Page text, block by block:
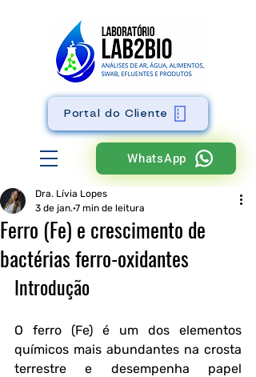
WhatsApp
Portal do Cliente
Ferro (Fe) e crescimento de
bactérias ferro-oxidantes
Dra. Lívia Lopes
3 de jan. 7 min de leitura
Introdução
O ferro (Fe) é um dos elementos
químicos mais abundantes na crosta
terrestre e desempenha papel